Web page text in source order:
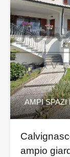
AMPI SPAZI
ampio